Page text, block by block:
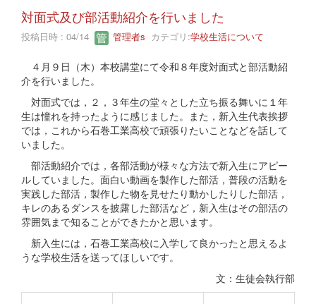
対面式及び部活動紹介を行いました
投稿日時 : 04/14 管理者s カテゴリ:学校生活について
４月９日（木）本校講堂にて令和８年度対面式と部活動紹
介を行いました。
対面式では，２，３年生の堂々とした立ち振る舞いに１年
生は憧れを持ったように感じました。また，新入生代表挨拶
では，これから石巻工業高校で頑張りたいことなどを話して
いました。
部活動紹介では，各部活動が様々な方法で新入生にアピー
ルしていました。面白い動画を製作した部活，普段の活動を
実践した部活，製作した物を見せたり動かしたりした部活，
キレのあるダンスを披露した部活など，新入生はその部活の
雰囲気まで知ることができたかと思います。
新入生には，石巻工業高校に入学して良かったと思えるよ
うな学校生活を送ってほしいです。
文：生徒会執行部